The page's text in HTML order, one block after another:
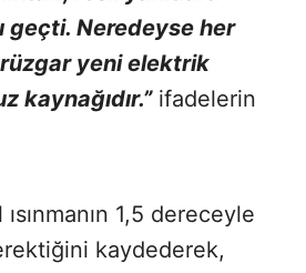
geçti. Neredeyse her
yeni elektrik
kaynağıdır.”ifadelerin
1,5 dereceyle
kaydederek,